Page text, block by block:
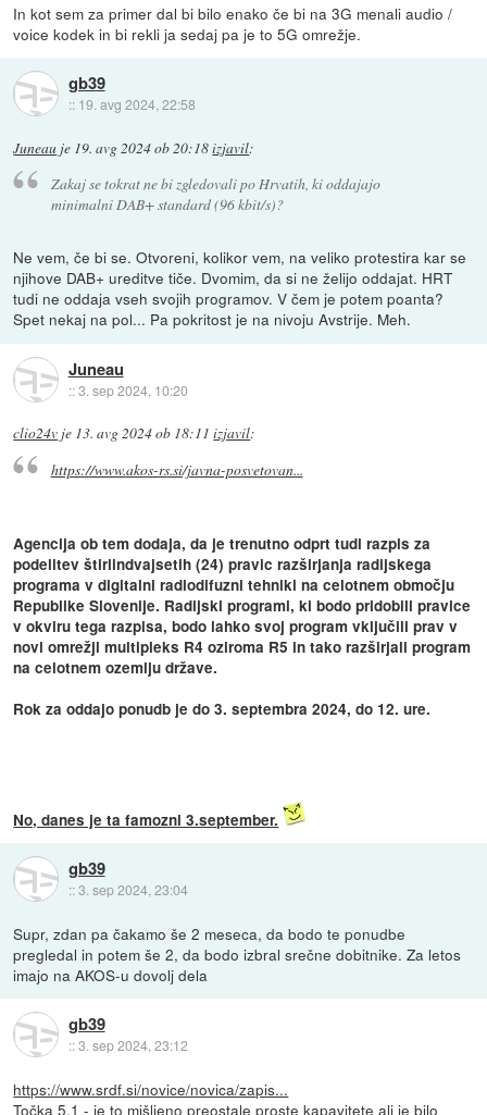
In kot sem za primer dal bi bilo enako če bi na 3G menali audio /
voice kodek in bi rekli ja sedaj pa je to 5G omrežje.
gb39
:: 19. avg 2024, 22:58
Juneau je 19. avg 2024 ob 20:18izjavil:
Zakaj se tokrat ne bi zgledovali po Hrvatih, ki oddajajo
minimalni DAB+ standard (96 kbit/s)?
Ne vem, če bi se. Otvoreni, kolikor vem, na veliko protestira kar se
njihove DAB+ ureditve tiče. Dvomim, da si ne želijo oddajat. HRT
tudi ne oddaja vseh svojih programov. V čem je potem poanta?
Spet nekaj na pol... Pa pokritost je na nivoju Avstrije. Meh.
Juneau
::3. sep 2024, 10:20
clio24v je 13. avg 2024 ob 18:11 izjavil:
https://www.akos-rs.si/javna-posvetovan...
Agencija ob tem dodaja, da je trenutno odprt tudi razpis za
podelitev štiriindvajsetih (24) pravic razširjanja radijskega
programa v digitalni radiodifuzni tehniki na celotnem območju
Republike Slovenije. Radijski programi, ki bodo pridobili pravice
v okviru tega razpisa, bodo lahko svoj program vključili prav v
novi omrežji multipleks R4 oziroma R5 in tako razširjali program
na celotnem ozemlju države.
Rok za oddajo ponudb je do 3. septembra 2024, do 12. ure.
No, danes je ta famozni 3.september.
gb39
::3. sep 2024, 23:04
Supr, zdan pa čakamo še 2 meseca, da bodo te ponudbe
pregledal in potem še 2, da bodo izbral srečne dobitnike. Za letos
imajo na AKOS-u dovolj dela
gb39
::3. sep 2024, 23:12
https://www.srdf.si/novice/novica/zapis...
Točka 5.1 - je to mišljeno preostale proste kapavitete ali je bilo